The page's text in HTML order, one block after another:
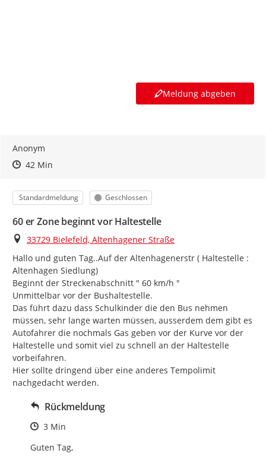
Meldung abgeben
Anonym
Zeitpunkt des Erstellens
Zeitpunkt des Erstellens
42 MinZur Äußerung
Kategorie
Standardmeldung Status
Geschlossen
60 er Zone beginnt vor Haltestelle
Ort
33729 Bielefeld, Altenhagener Straße
Hallo und guten Tag..Auf der Altenhagenerstr ( Haltestelle :
Altenhagen Siedlung)
Beginnt der Streckenabschnitt " 60 km/h "
Unmittelbar vor der Bushaltestelle.
Das führt dazu dass Schulkinder die den Bus nehmen
müssen, sehr lange warten müssen, ausserdem dem gibt es
Autofahrer die nochmals Gas geben vor der Kurve vor der
Haltestelle und somit viel zu schnell an der Haltestelle
vorbeifahren.
Hier sollte dringend über eine anderes Tempolimit
nachgedacht werden.
Rückmeldung
Zeitpunkt des Erstellens
3 Min
Guten Tag,